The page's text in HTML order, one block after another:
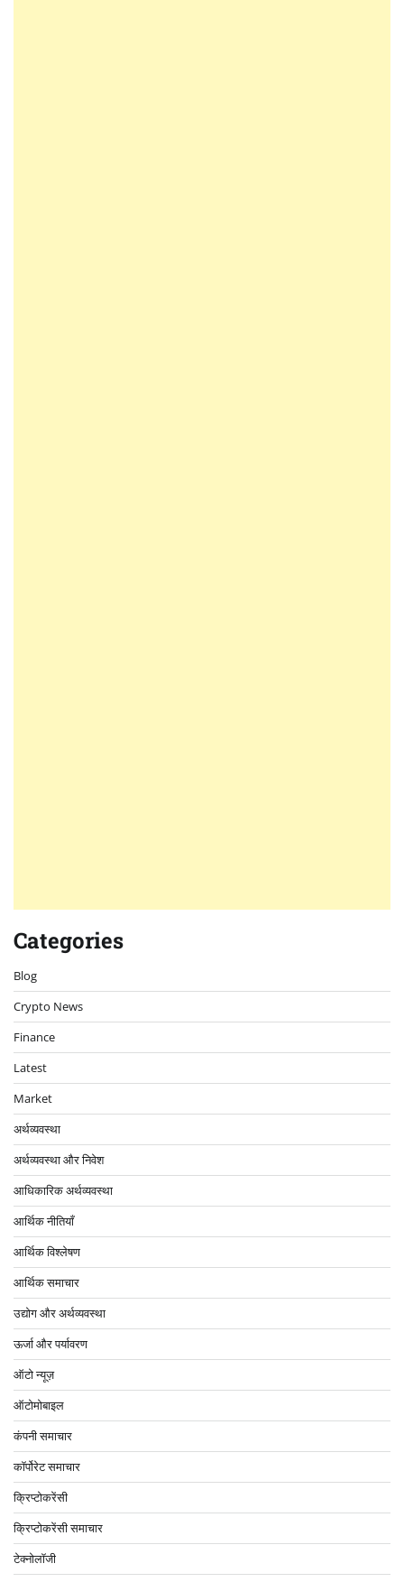
Categories
Blog
Crypto News
Finance
Latest
Market
अर्थव्यवस्था
अर्थव्यवस्था और निवेश
आधिकारिक अर्थव्यवस्था
आर्थिक नीतियाँ
आर्थिक विश्लेषण
आर्थिक समाचार
उद्योग और अर्थव्यवस्था
ऊर्जा और पर्यावरण
ऑटो न्यूज़
ऑटोमोबाइल
कंपनी समाचार
कॉर्पोरेट समाचार
क्रिप्टोकरेंसी
क्रिप्टोकरेंसी समाचार
टेक्नोलॉजी